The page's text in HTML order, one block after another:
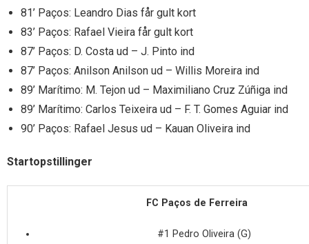
81’ Paços: Leandro Dias får gult kort
83’ Paços: Rafael Vieira får gult kort
87’ Paços: D. Costa ud – J. Pinto ind
87’ Paços: Anilson Anilson ud – Willis Moreira ind
89’ Marítimo: M. Tejon ud – Maximiliano Cruz Zúñiga ind
89’ Marítimo: Carlos Teixeira ud – F. T. Gomes Aguiar ind
90’ Paços: Rafael Jesus ud – Kauan Oliveira ind
Startopstillinger
FC Paços de Ferreira
#1 Pedro Oliveira (G)